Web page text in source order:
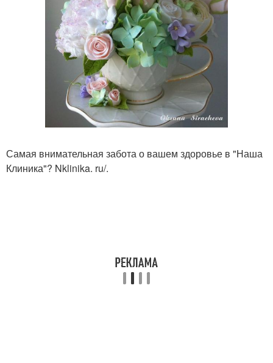
Самая внимательная забота о вашем здоровье в "Наша
Клиника"? Nklinika. ru/.